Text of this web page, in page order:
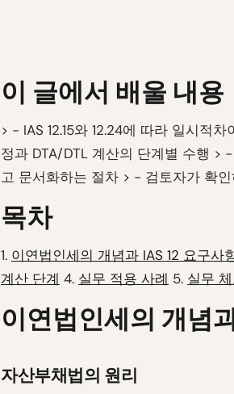
이 글에서 배울 내용
> - IAS 12.15와 12.24에 따라 일시적
정과 DTA/DTL 계산의 단계별 수행 >
고 문서화하는 절차 > - 검토자가 확
목차
1. 이연법인세의 개념과 IAS 12 요구사
계산 단계 4. 실무 적용 사례 5. 실무
이연법인세의 개념
자산부채법의 원리